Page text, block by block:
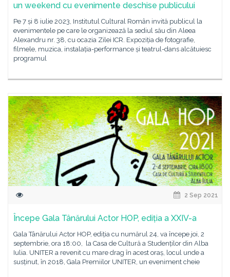
un weekend cu evenimente deschise publicului
Pe 7 și 8 iulie 2023, Institutul Cultural Român invită publicul la
evenimentele pe care le organizează la sediul său din Aleea
Alexandru nr. 38, cu ocazia Zilei ICR. Expoziția de fotografie,
filmele, muzica, instalația-performance și teatrul-dans alcătuiesc
programul
2 Sep 2021
Începe Gala Tânărului Actor HOP, ediția a XXIV-a
Gala Tânărului Actor HOP, ediția cu numărul 24, va începe joi, 2
septembrie, ora 18:00, la Casa de Cultură a Studenților din Alba
Iulia. UNITER a revenit cu mare drag în acest oraș, locul unde a
susținut, în 2018, Gala Premiilor UNITER, un eveniment cheie